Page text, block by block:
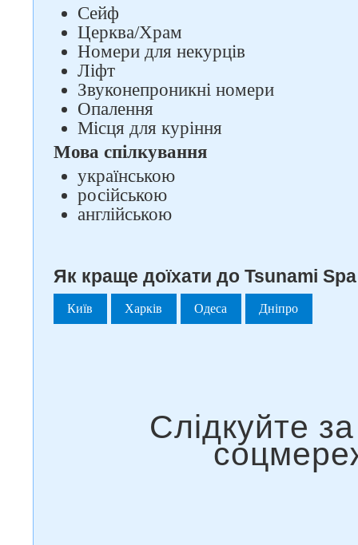
Сейф
Церква/Храм
Номери для некурців
Ліфт
Звуконепроникні номери
Опалення
Місця для куріння
Мова спілкування
українською
російською
англійською
Як краще доїхати до Tsunami
Київ Харків Одеса Дніпро